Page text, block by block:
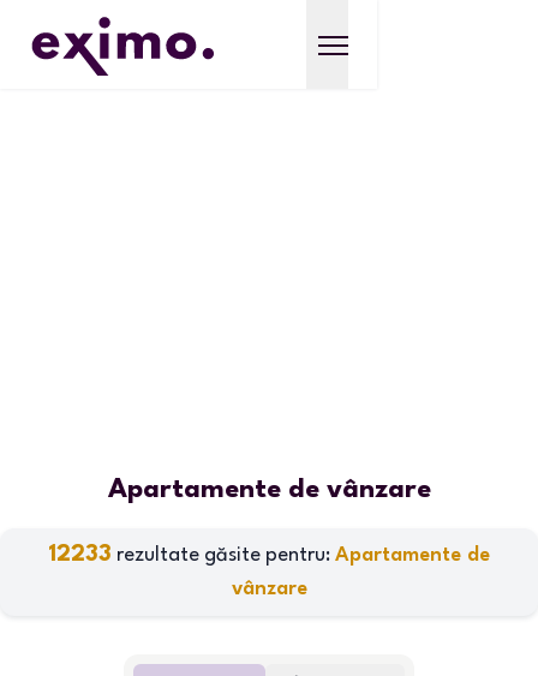
Apartamente de vânzare
12233 rezultate găsite pentru: Apartamente de
vânzare